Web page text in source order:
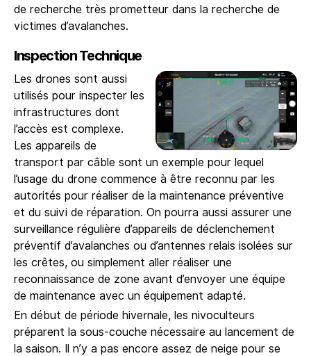
de recherche très prometteur dans la recherche de
victimes d’avalanches.
Inspection Technique
Les drones sont aussi
utilisés pour inspecter les
infrastructures dont
l’accès est complexe.
Les appareils de
transport par câble sont un exemple pour lequel
l’usage du drone commence à être reconnu par les
autorités pour réaliser de la maintenance préventive
et du suivi de réparation. On pourra aussi assurer une
surveillance régulière d’appareils de déclenchement
préventif d’avalanches ou d’antennes relais isolées sur
les crêtes, ou simplement aller réaliser une
reconnaissance de zone avant d’envoyer une équipe
de maintenance avec un équipement adapté.
En début de période hivernale, les nivoculteurs
préparent la sous-couche nécessaire au lancement de
la saison. Il n’y a pas encore assez de neige pour se